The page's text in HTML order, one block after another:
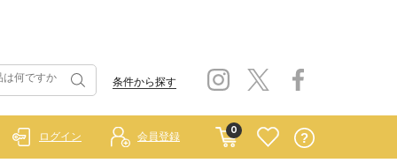
条件から探す
0
ログイン 会員登録